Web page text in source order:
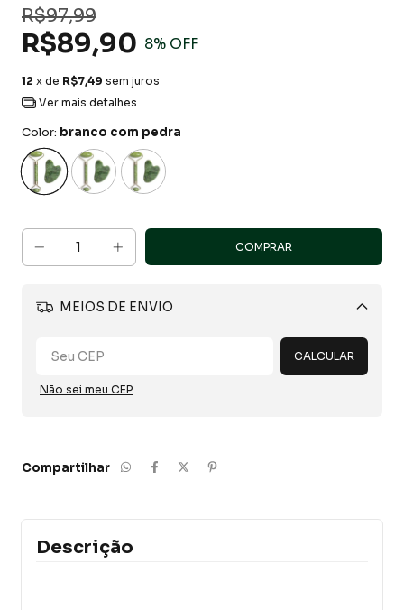
R$97,99
R$89,90 8% OFF
12 x de R$7,49 sem juros
Ver mais detalhes
Color: branco com pedra
MEIOS DE ENVIO
Alterar CEP
CALCULAR
Não sei meu CEP
Compartilhar
Descrição